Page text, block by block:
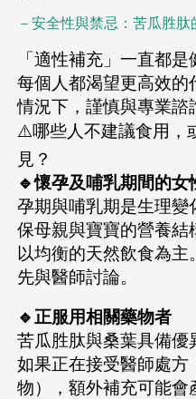
－安全性與禁忌：苦瓜胜肽
「適性補充」一直都
每個人都渴望更高效的
情況下，謹慎與專業諮
⚠️哪些人不建議食用，
見？
🔹懷孕及哺乳期間的女
孕期與哺乳期是生理變
保母親與寶寶的營養
以均衡的天然飲食為
先與醫師討論。
🔹正服用相關藥物者
苦瓜胜肽與桑葉具備優
如果正在接受醫師處方
物），額外補充可能會